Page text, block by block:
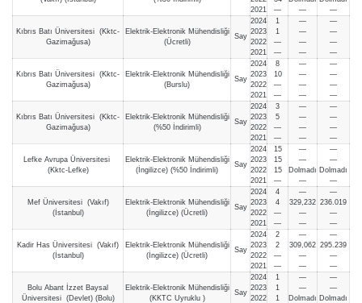
2021
—
—
—
Kıbrıs Batı Üniversitesi (Kktc-
Gazimağusa)
Elektrik-Elektronik Mühendisliği
(Ücretli)
Say
2024
2023
2022
2021
1
1
—
—
—
—
—
—
—
—
—
—
Kıbrıs Batı Üniversitesi (Kktc-
Gazimağusa)
Elektrik-Elektronik Mühendisliği
(Burslu)
Say
2024
2023
2022
2021
8
10
—
—
—
—
—
—
—
—
—
—
Kıbrıs Batı Üniversitesi (Kktc-
Gazimağusa)
Elektrik-Elektronik Mühendisliği
(%50 İndirimli)
Say
2024
2023
2022
2021
3
5
—
—
—
—
—
—
—
—
—
—
Lefke Avrupa Üniversitesi
(Kktc-Lefke)
Elektrik-Elektronik Mühendisliği
(İngilizce) (%50 İndirimli)
Say
2024
2023
2022
2021
15
15
15
—
—
—
Dolmadı
—
—
—
Dolmadı
—
Mef Üniversitesi (Vakıf)
(İstanbul)
Elektrik-Elektronik Mühendisliği
(İngilizce) (Ücretli)
Say
2024
2023
2022
2021
4
4
—
—
—
329,232
—
—
—
236.019
—
—
Kadir Has Üniversitesi (Vakıf)
(İstanbul)
Elektrik-Elektronik Mühendisliği
(İngilizce) (Ücretli)
Say
2024
2023
2022
2021
2
2
—
—
—
309,062
—
—
—
295.239
—
—
Bolu Abant İzzet Baysal
Üniversitesi (Devlet) (Bolu)
Elektrik-Elektronik Mühendisliği
(KKTC Uyruklu )
Say
2024
2023
2022
1
1
1
—
—
Dolmadı
—
—
Dolmadı